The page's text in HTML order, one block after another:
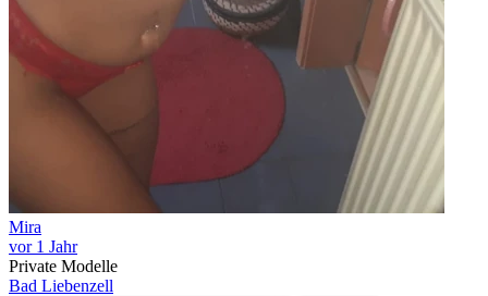
Mira
vor 1 Jahr
Private Modelle
Bad Liebenzell